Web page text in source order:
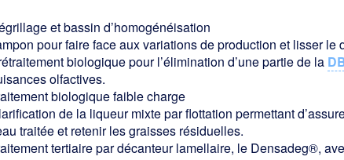
et bassin d’homogénéisation
pour faire face aux variations de production et lisser
biologique pour l’élimination d’une partie de la
olfactives.
biologique faible charge
de la liqueur mixte par flottation permettant
traitée et retenir les graisses résiduelles.
tertiaire par décanteur lamellaire, le Densadeg®,